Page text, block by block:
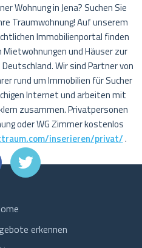
Wohnung in Jena? Suchen Sie
Traumwohnung! Auf unserem
Immobilienportal finden
und Häuser zur
Wir sind Partner von
rund um Immobilien für Sucher
Internet und arbeiten mit
zusammen. Privatpersonen
oder WG Zimmer kostenlos
inserieren/privat/.
erkennen